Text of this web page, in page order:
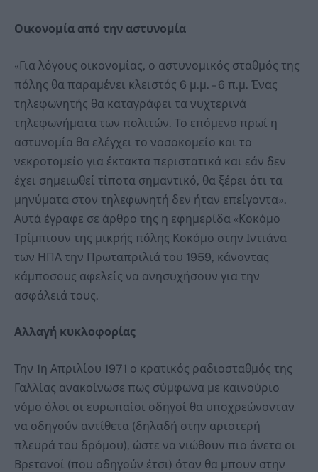
Οικονομία από την αστυνομία
«Για λόγους οικονομίας, ο αστυνομικός σταθμός της
πόλης θα παραμένει κλειστός 6 μ.μ. – 6 π.μ. Ένας
τηλεφωνητής θα καταγράφει τα νυχτερινά
τηλεφωνήματα των πολιτών. Το επόμενο πρωί η
αστυνομία θα ελέγχει το νοσοκομείο και το
νεκροτομείο για έκτακτα περιστατικά και εάν δεν
έχει σημειωθεί τίποτα σημαντικό, θα ξέρει ότι τα
μηνύματα στον τηλεφωνητή δεν ήταν επείγοντα».
Αυτά έγραφε σε άρθρο της η εφημερίδα «Κοκόμο
Τρίμπιουν της μικρής πόλης Κοκόμο στην Ιντιάνα
των ΗΠΑ την Πρωταπριλιά του 1959, κάνοντας
κάμποσους αφελείς να ανησυχήσουν για την
ασφάλειά τους.
Αλλαγή κυκλοφορίας
Την 1η Απριλίου 1971 ο κρατικός ραδιοσταθμός της
Γαλλίας ανακοίνωσε πως σύμφωνα με καινούριο
νόμο όλοι οι ευρωπαίοι οδηγοί θα υποχρεώνονταν
να οδηγούν αντίθετα (δηλαδή στην αριστερή
πλευρά του δρόμου), ώστε να νιώθουν πιο άνετα οι
Βρετανοί (που οδηγούν έτσι) όταν θα μπουν στην